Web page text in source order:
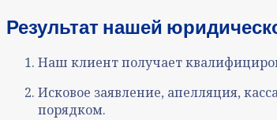
Результат нашей
Наш клиент получает
Исковое заявление, апелляция,
порядком.